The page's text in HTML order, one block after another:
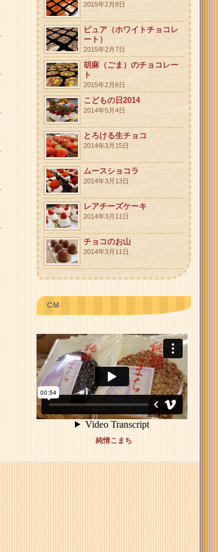
2015年2月8日
ピュア（ホワイトチョコレ
ート）
2015年2月7日
胡麻（ごま）のチョコレー
ト
2015年2月6日
こどもの日2014
2014年5月4日
とろける生チョコ
2014年3月15日
ムースショコラ
2014年3月13日
レアチーズケーキ
2014年3月11日
チョコのお山
2014年3月11日
CM
純情こまち